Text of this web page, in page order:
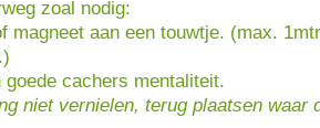
zoal nodig:
magneet aan een touwtje. (max.
goede cachers mentaliteit.
niet vernielen, terug plaatsen waar